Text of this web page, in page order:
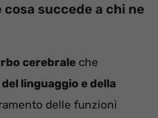
cosa succede a chi ne
cerebrale che
linguaggio e della
delle funzioni